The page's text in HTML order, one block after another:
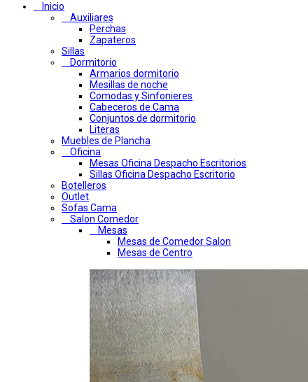
Inicio
Auxiliares
Perchas
Zapateros
Sillas
Dormitorio
Armarios dormitorio
Mesillas de noche
Comodas y Sinfonieres
Cabeceros de Cama
Conjuntos de dormitorio
Literas
Muebles de Plancha
Oficina
Mesas Oficina Despacho Escritorios
Sillas Oficina Despacho Escritorio
Botelleros
Outlet
Sofas Cama
Salon Comedor
Mesas
Mesas de Comedor Salon
Mesas de Centro